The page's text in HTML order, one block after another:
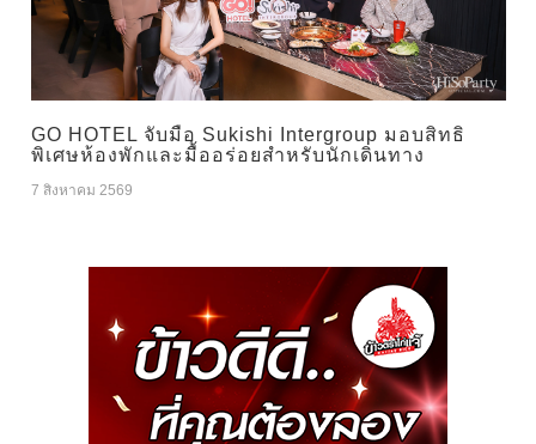
GO HOTEL จับมือ Sukishi Intergroup มอบสิทธิ
พิเศษห้องพักและมื้ออร่อยสำหรับนักเดินทาง
7 สิงหาคม 2569